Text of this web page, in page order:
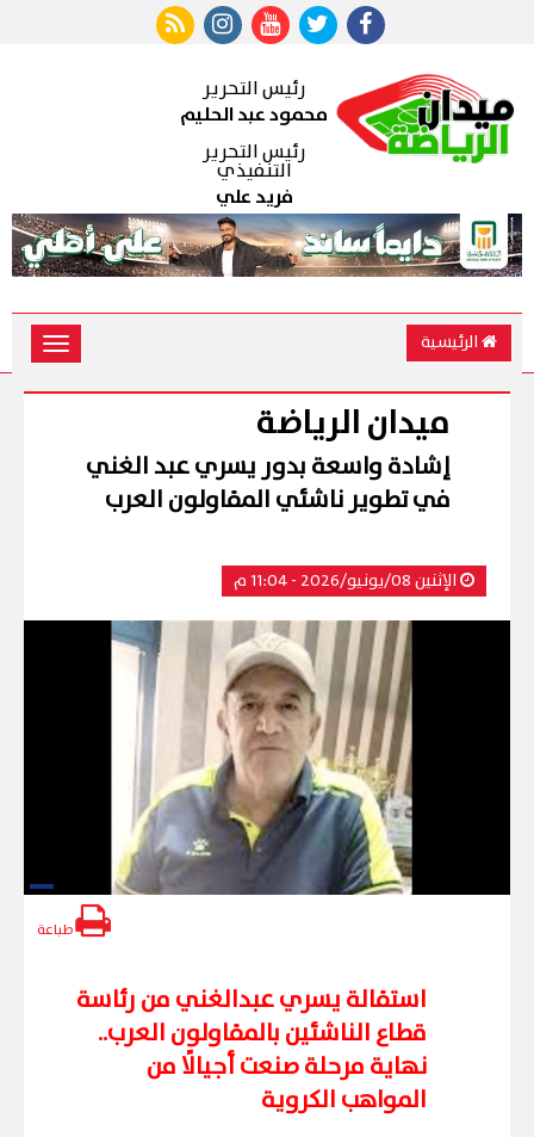
رئيس التحرير
محمود عبد الحليم
رئيس التحرير
التنفيذي
فريد علي
الرئيسية
Toggle
ميدان الرياضة
إشادة واسعة بدور يسري عبد الغني
في تطوير ناشئي المقاولون العرب
الإثنين 08/يونيو/2026 - 11:04 م
طباعة
استقالة يسري عبدالغني من رئاسة
قطاع الناشئين بالمقاولون العرب..
نهاية مرحلة صنعت أجيالًا من
المواهب الكروية